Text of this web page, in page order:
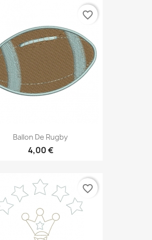
Ballon De Rugby
4,00 €
favorite_border
favorite_border